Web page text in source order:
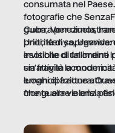
consumata nel
fotografie che
guerra per
priorità di
invisibile di un ordine
un’attività
luoghi di frattura.
che guerre e crisi
Cuba, Venezuela,
Uniti, Kenya,
esotiche di fallimenti
sia fragile la
emancipazione
fronte alla violenza